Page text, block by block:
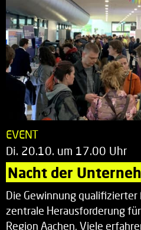
EVENT
Di. 20.10. um 17.00 Uhr
Nacht der
Die Gewinnung
zentrale Herausforderung
Region Aachen. Viele